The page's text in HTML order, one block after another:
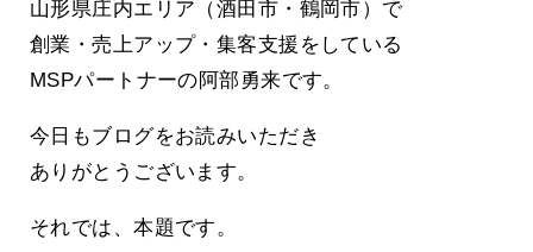
山形県庄内エリア（酒田市・鶴岡市）で
創業・売上アップ・集客支援をしている
MSPパートナーの阿部勇来です。
今日もブログをお読みいただき
ありがとうございます。
それでは、本題です。